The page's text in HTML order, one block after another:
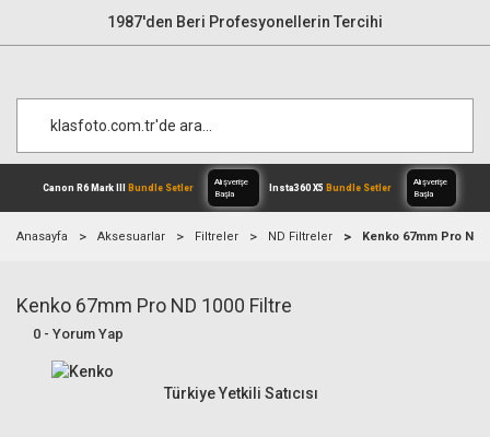
1987'den Beri Profesyonellerin Tercihi
Canon R6 Mark IIIBundle Setler
Anasayfa Aksesuarlar Filtreler ND Filtreler Kenko 67mm Pro ND
Kenko 67mm Pro ND 1000 Filtre
0 - Yorum Yap
Türkiye Yetkili Satıcısı